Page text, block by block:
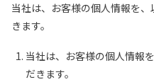
当社は、お客様の個人情報を
きます。
当社は、お客様の個人情報
だきます。